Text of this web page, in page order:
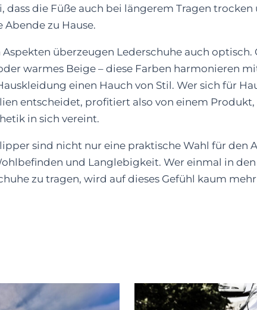
dass die Füße auch bei längerem Tragen
zu Hause.
überzeugen Lederschuhe auch optisch.
warmes Beige – diese Farben harmonieren
einen Hauch von Stil. Wer sich für
entscheidet, profitiert also von einem Produkt,
in sich vereint.
sind nicht nur eine praktische Wahl für den
und Langlebigkeit. Wer einmal in
zu tragen, wird auf dieses Gefühl kaum